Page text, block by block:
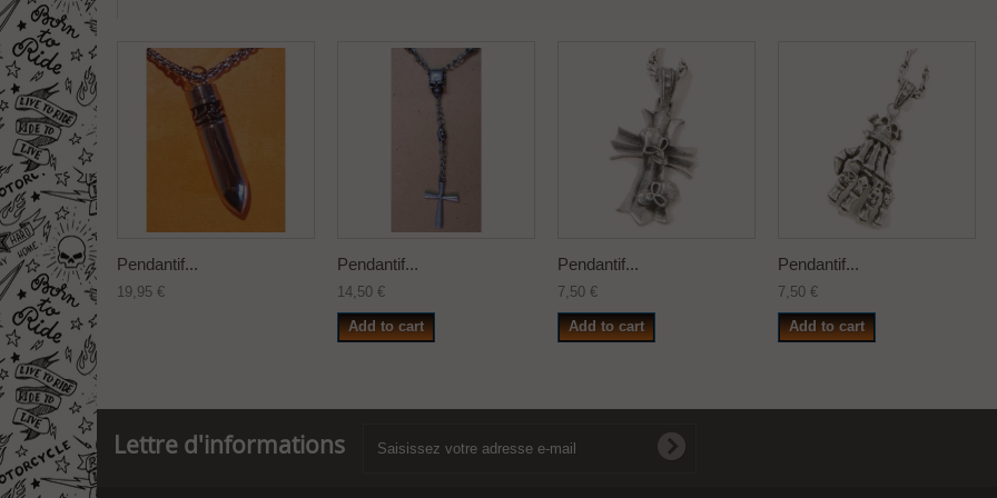
Pendantif...
19,95 €
Pendantif...
14,50 €
Add to cart
Pendantif...
7,50 €
Add to cart
Pendantif...
7,50 €
Add to cart
Lettre d'informations